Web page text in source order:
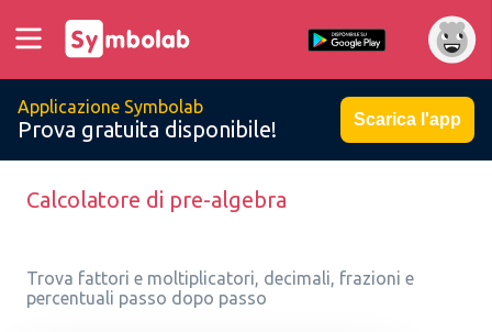
Applicazione Symbolab
Prova gratuita disponibile! Scarica l'app
Calcolatore di pre-algebra
Trova fattori e moltiplicatori, decimali, frazioni e
percentuali passo dopo passo